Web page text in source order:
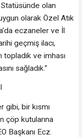
Statüsünde olan
olarak Özel Atık
eczaneler ve İl
geçmiş ilacı,
ve imhası
sağladık.”
gibi, bir kısmı
çöp kutularına
Başkanı Ecz.